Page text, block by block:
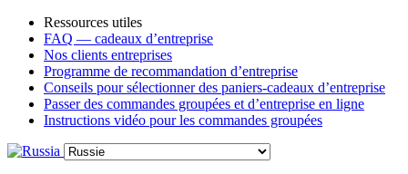
Ressources utiles
FAQ — cadeaux d’entreprise
Nos clients entreprises
Programme de recommandation d’entreprise
Conseils pour sélectionner des paniers-cadeaux d’entreprise
Passer des commandes groupées et d’entreprise en ligne
Instructions vidéo pour les commandes groupées